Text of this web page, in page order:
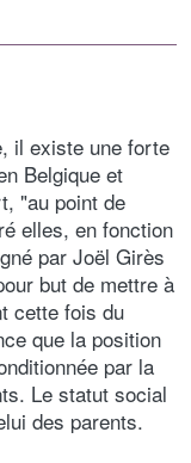
il existe une forte
Belgique et
"au point de
elles, en fonction
par Joël Girès
but de mettre à
cette fois du
que la position
par la
Le statut social
des parents.